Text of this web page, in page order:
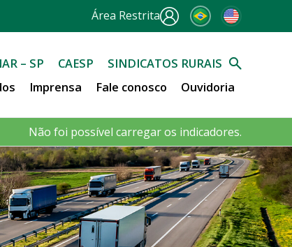
Área Restrita
– SP CAESP
SINDICATOS RURAIS
Imprensa Fale conosco Ouvidoria
Não foi possível carregar os indicadores.